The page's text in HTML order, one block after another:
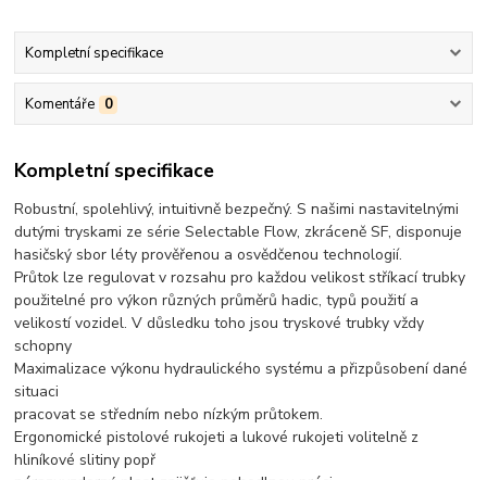
Kompletní specifikace
Komentáře 0
Kompletní specifikace
Robustní, spolehlivý, intuitivně bezpečný. S našimi nastavitelnými
dutými tryskami ze série Selectable Flow, zkráceně SF, disponuje
hasičský sbor léty prověřenou a osvědčenou technologií.
Průtok lze regulovat v rozsahu pro každou velikost stříkací trubky
použitelné pro výkon různých průměrů hadic, typů použití a
velikostí vozidel. V důsledku toho jsou tryskové trubky vždy
schopny
Maximalizace výkonu hydraulického systému a přizpůsobení dané
situaci
pracovat se středním nebo nízkým průtokem.
Ergonomické pistolové rukojeti a lukové rukojeti volitelně z
hliníkové slitiny popř